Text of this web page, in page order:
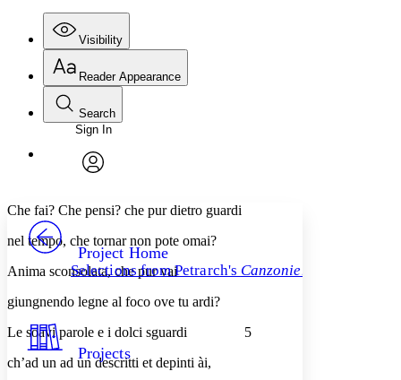
Visibility
Annotations
Others
Your highlights
Resources
Reader Appearance
Font
Font style
Decrease font size
Decrease font size Increase font size
Color Scheme
Search
Enter search criteria
Search within:
PROJECT
Sign In
Project Home
Selections from Petrarch's Canzoniere
Projects
Che fai? Che pensi? che pur dietro guardi
nel tempo, che tornar non pote omai?
Anima sconsolata, che pur vai
giungnendo legne al foco ove tu ardi?
Le soavi parole e i dolci sguardi 5
ch’ad un ad un descritti et depinti ài,